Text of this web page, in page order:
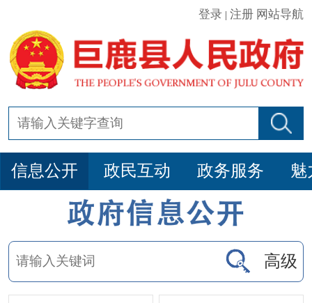
登录 |注册 网站导航
信息公开 政民互动 政务服务 魅
高级